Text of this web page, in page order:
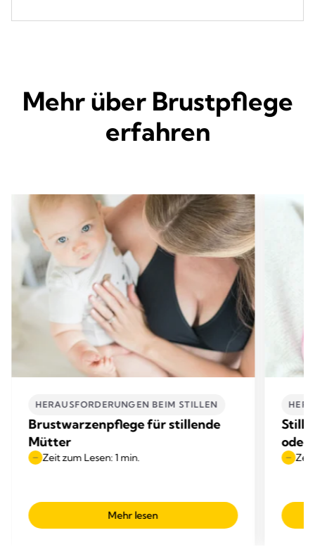
Mehr über Brustpflege
erfahren
HERAUSFORDERUNGEN BEIM STILLEN
Brustwarzenpflege für stillende
Mütter
Zeit zum Lesen: 1 min.
Mehr lesen
oder
Zeit